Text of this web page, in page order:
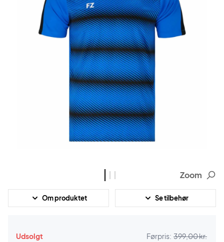
Zoom
Om produktet Se tilbehør
Udsolgt
Førpris: 399,00 kr.